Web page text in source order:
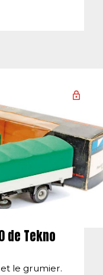
de Tekno
le grumier.